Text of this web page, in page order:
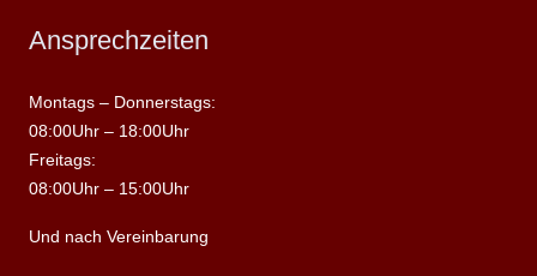
Ansprechzeiten
Montags – Donnerstags:
08:00Uhr – 18:00Uhr
Freitags:
08:00Uhr – 15:00Uhr
Und nach Vereinbarung